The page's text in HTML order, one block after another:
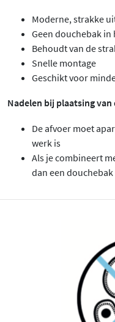
Moderne, strakke
Geen douchebak in
Behoudt van de
Snelle montage
Geschikt voor
Nadelen bij plaatsing
De afvoer moet
werk is
Als je combineert
dan een douchebak